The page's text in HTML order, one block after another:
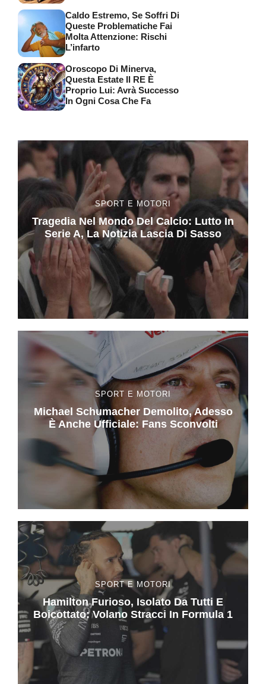
Caldo Estremo, Se Soffri Di
Queste Problematiche Fai
Molta Attenzione: Rischi
L’infarto
Oroscopo Di Minerva,
Questa Estate Il RE È
Proprio Lui: Avrà Successo
In Ogni Cosa Che Fa
SPORT E MOTORI
Tragedia Nel Mondo Del Calcio: Lutto In
Serie A, La Notizia Lascia Di Sasso
SPORT E MOTORI
Michael Schumacher Demolito, Adesso
È Anche Ufficiale: Fans Sconvolti
SPORT E MOTORI
Hamilton Furioso, Isolato Da Tutti E
Boicottato: Volano Stracci In Formula 1